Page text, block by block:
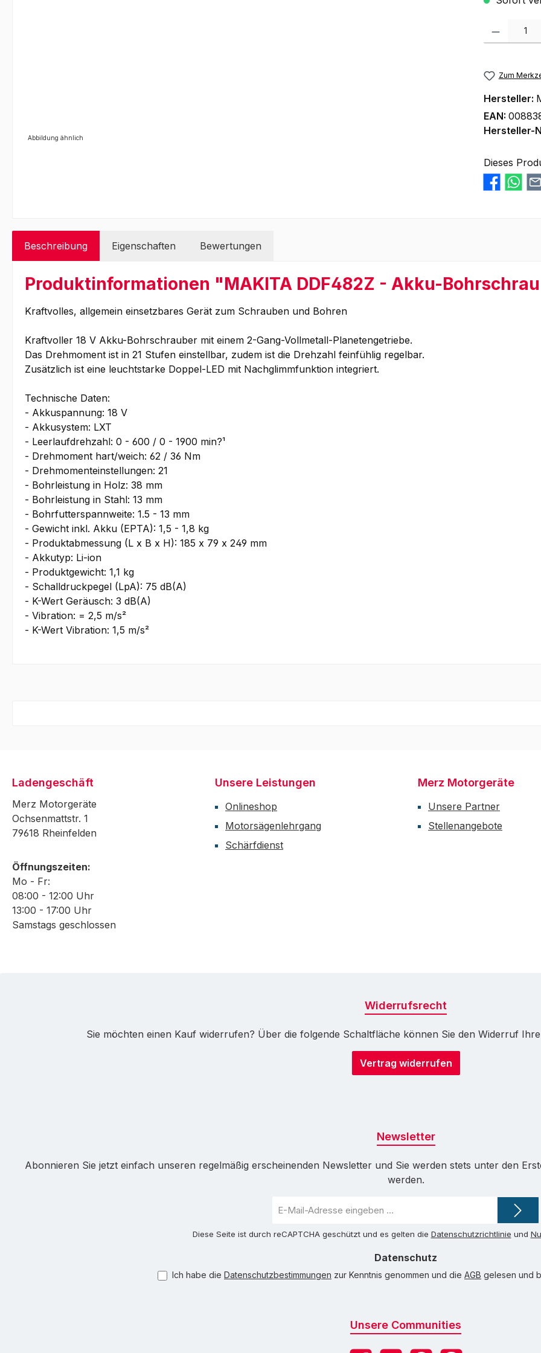
Abbildung ähnlich
Produkt
Zum
Hersteller:
EAN:
Hersteller-
Dieses
Beschreibung Eigenschaften Bewertungen
Produktinformationen "MAKITA DDF482Z - Akku-
Kraftvolles, allgemein einsetzbares Gerät zum Schrauben und Bohren
Kraftvoller 18 V Akku-Bohrschrauber mit einem 2-Gang-Vollmetall-Planetengetriebe.
Das Drehmoment ist in 21 Stufen einstellbar, zudem ist die Drehzahl feinfühlig regelbar.
Zusätzlich ist eine leuchtstarke Doppel-LED mit Nachglimmfunktion integriert.
Technische Daten:
- Akkuspannung: 18 V
- Akkusystem: LXT
- Leerlaufdrehzahl: 0 - 600 / 0 - 1900 min?¹
- Drehmoment hart/weich: 62 / 36 Nm
- Drehmomenteinstellungen: 21
- Bohrleistung in Holz: 38 mm
- Bohrleistung in Stahl: 13 mm
- Bohrfutterspannweite: 1.5 - 13 mm
- Gewicht inkl. Akku (EPTA): 1,5 - 1,8 kg
- Produktabmessung (L x B x H): 185 x 79 x 249 mm
- Akkutyp: Li-ion
- Produktgewicht: 1,1 kg
- Schalldruckpegel (LpA): 75 dB(A)
- K-Wert Geräusch: 3 dB(A)
- Vibration: = 2,5 m/s²
- K-Wert Vibration: 1,5 m/s²
Ladengeschäft
Merz Motorgeräte
Ochsenmattstr. 1
79618 Rheinfelden
Öffnungszeiten:
Mo - Fr:
08:00 - 12:00 Uhr
13:00 - 17:00 Uhr
Samstags geschlossen
Unsere Leistungen
Onlineshop
Motorsägenlehrgang
Schärfdienst
Merz Motorgeräte
Unsere Partner
Stellenangebote
Widerrufsrecht
Sie möchten einen Kauf widerrufen? Über die folgende Schaltfläche können Sie den Widerruf
Vertrag widerrufen
Newsletter
Abonnieren Sie jetzt einfach unseren regelmäßig erscheinenden Newsletter und Sie werden stets unter den
werden.
Mail-
Diese Seite ist durch reCAPTCHA geschützt und es gelten die Datenschutzrichtlinie und
Datenschutz
Ich habe die Datenschutzbestimmungen zur Kenntnis genommen und die AGB gelesen und
Unsere Communities